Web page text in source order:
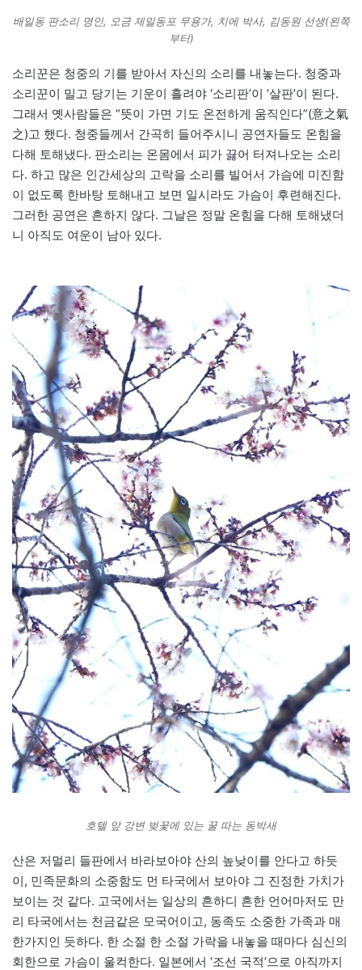
배일동 판소리 명인, 오금 제일동포 무용가, 치에 박사, 김동원 선생(왼쪽
부터)
소리꾼은 청중의 기를 받아서 자신의 소리를 내놓는다. 청중과
소리꾼이 밀고 당기는 기운이 흘려야 ‘소리판’이 ‘살판’이 된다.
그래서 옛사람들은 “뜻이 가면 기도 온전하게 움직인다”(意之氣
之)고 했다. 청중들께서 간곡히 들어주시니 공연자들도 온힘을
다해 토해냈다. 판소리는 온몸에서 피가 끓어 터져나오는 소리
다. 하고 많은 인간세상의 고락을 소리를 빌어서 가슴에 미진함
이 없도록 한바탕 토해내고 보면 일시라도 가슴이 후련해진다.
그러한 공연은 흔하지 않다. 그날은 정말 온힘을 다해 토해냈더
니 아직도 여운이 남아 있다.
호텔 앞 강변 벚꽃에 있는 꿀 따는 동박새
산은 저멀리 들판에서 바라보아야 산의 높낮이를 안다고 하듯
이, 민족문화의 소중함도 먼 타국에서 보아야 그 진정한 가치가
보이는 것 같다. 고국에서는 일상의 흔하디 흔한 언어마저도 만
리 타국에서는 천금같은 모국어이고, 동족도 소중한 가족과 매
한가지인 듯하다. 한 소절 한 소절 가락을 내놓을 때마다 심신의
회한으로 가슴이 울컥한다. 일본에서 ‘조선 국적’으로 아직까지